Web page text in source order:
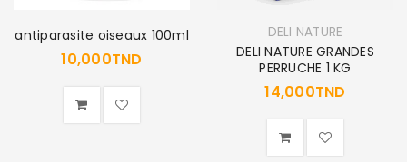
antiparasite oiseaux 100ml
10,000TND
DELI NATURE
DELI NATURE GRANDES
PERRUCHE 1 KG
14,000TND